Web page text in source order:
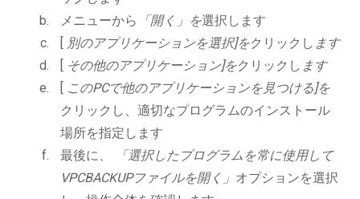
メニューから
「開く」を選択します
[ 別のアプリケーションを選択]をクリックし ます
[ その他のアプリケーション]をクリックし ます
[ このPCで他のアプリケーションを見つける]を
クリックし、適切なプログラムのインストール
場所を指定します
最後に、
「選択したプログラムを常に使用して
VPCBACKUPファイルを開く」 オプションを選択